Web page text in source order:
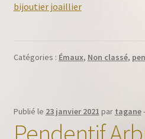
bijoutier joaillier
Catégories : Émaux, Non classé,
Publié le 23 janvier 2021 par tagane